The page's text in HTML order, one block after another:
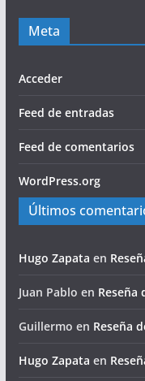
Meta
Acceder
Feed de entradas
Feed de comentarios
WordPress.org
Últimos
Hugo Zapata en
Juan Pablo en Reseña
Guillermo en Reseña
Hugo Zapata en